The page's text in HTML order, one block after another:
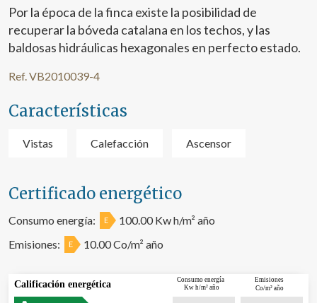
Por la época de la finca existe la posibilidad de
recuperar la bóveda catalana en los techos, y las
baldosas hidráulicas hexagonales en perfecto estado.
Ref. VB2010039-4
Características
Vistas Calefacción Ascensor
Certificado energético
Consumo energía: E
100.00 Kw h/m² año
Emisiones:
E 10.00 Co/m² año
Calificación energética Consumo energía
Kw h/m² año
Emisiones
Co/m² año